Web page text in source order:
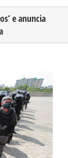
e anuncia